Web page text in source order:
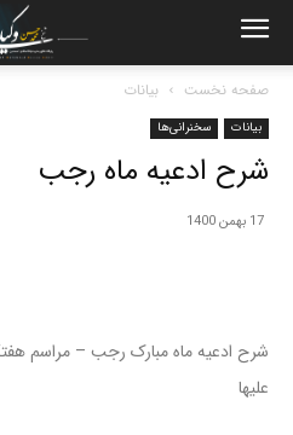
صفحه نخست بیانات
بیانات سخنرانی‌ها
شرح ادعیه ماه رجب
17 بهمن 1400
شرح ادعیه ماه مبارک رجب – مراسم
علیها